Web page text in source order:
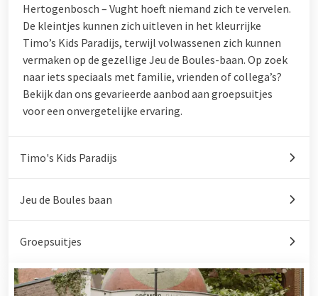
Hertogenbosch – Vught hoeft niemand zich te vervelen.
De kleintjes kunnen zich uitleven in het kleurrijke
Timo’s Kids Paradijs, terwijl volwassenen zich kunnen
vermaken op de gezellige Jeu de Boules-baan. Op zoek
naar iets speciaals met familie, vrienden of collega’s?
Bekijk dan ons gevarieerde aanbod aan groepsuitjes
voor een onvergetelijke ervaring.
Timo's Kids Paradijs
Jeu de Boules baan
Groepsuitjes